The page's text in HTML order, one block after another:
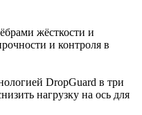
жёсткости и
и контроля в
DropGuard в три
нагрузку на ось для